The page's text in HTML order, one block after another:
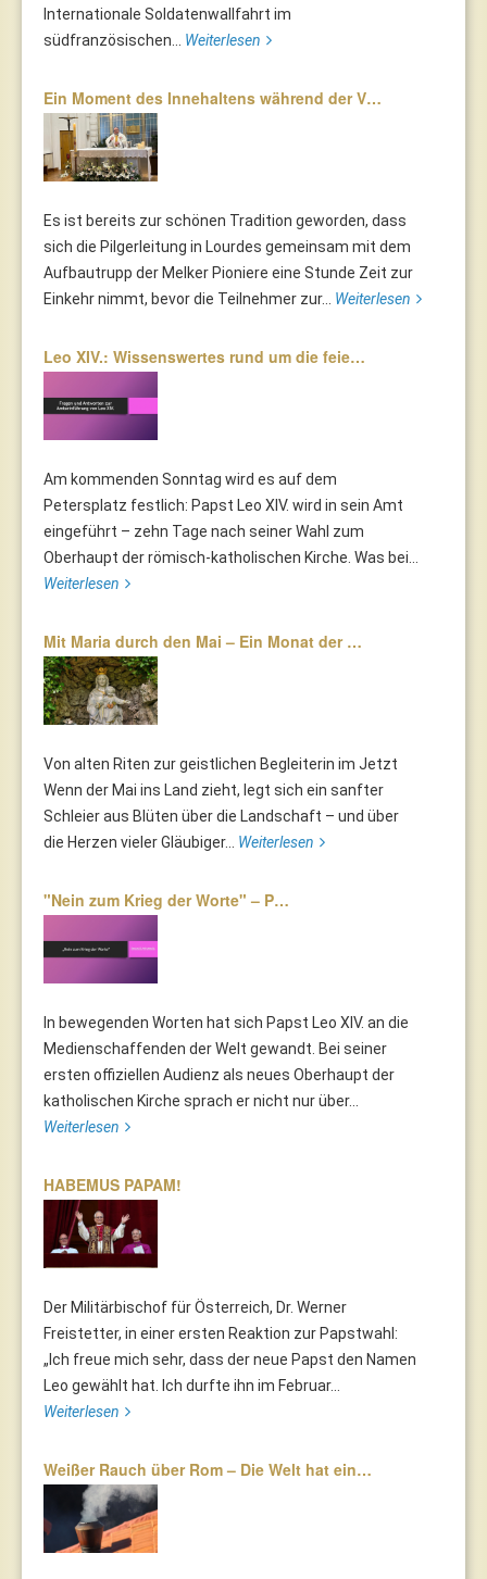
Internationale Soldatenwallfahrt im
südfranzösischen... Weiterlesen
Ein Moment des Innehaltens während der V…
Es ist bereits zur schönen Tradition geworden, dass
sich die Pilgerleitung in Lourdes gemeinsam mit dem
Aufbautrupp der Melker Pioniere eine Stunde Zeit zur
Einkehr nimmt, bevor die Teilnehmer zur... Weiterlesen
Leo XIV.: Wissenswertes rund um die feie…
Am kommenden Sonntag wird es auf dem
Petersplatz festlich: Papst Leo XIV. wird in sein Amt
eingeführt – zehn Tage nach seiner Wahl zum
Oberhaupt der römisch-katholischen Kirche. Was bei...
Weiterlesen
Mit Maria durch den Mai – Ein Monat der …
Von alten Riten zur geistlichen Begleiterin im Jetzt
Wenn der Mai ins Land zieht, legt sich ein sanfter
Schleier aus Blüten über die Landschaft – und über
die Herzen vieler Gläubiger... Weiterlesen
"Nein zum Krieg der Worte" – P…
In bewegenden Worten hat sich Papst Leo XIV. an die
Medienschaffenden der Welt gewandt. Bei seiner
ersten offiziellen Audienz als neues Oberhaupt der
katholischen Kirche sprach er nicht nur über...
Weiterlesen
HABEMUS PAPAM!
Der Militärbischof für Österreich, Dr. Werner
Freistetter, in einer ersten Reaktion zur Papstwahl:
„Ich freue mich sehr, dass der neue Papst den Namen
Leo gewählt hat. Ich durfte ihn im Februar...
Weiterlesen
Weißer Rauch über Rom – Die Welt hat ein…